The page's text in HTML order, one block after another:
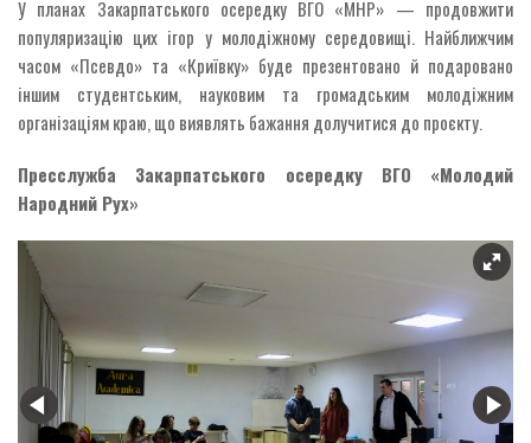
У планах Закарпатського осередку ВГО «МНР» — продовжити
популяризацію цих ігор у молодіжному середовищі. Найближчим
часом «Псевдо» та «Криївку» буде презентовано й подаровано
іншим студентським, науковим та громадським молодіжним
організаціям краю, що виявлять бажання долучитися до проєкту.
Пресслужба Закарпатського осередку ВГО «Молодий
Народний Рух»